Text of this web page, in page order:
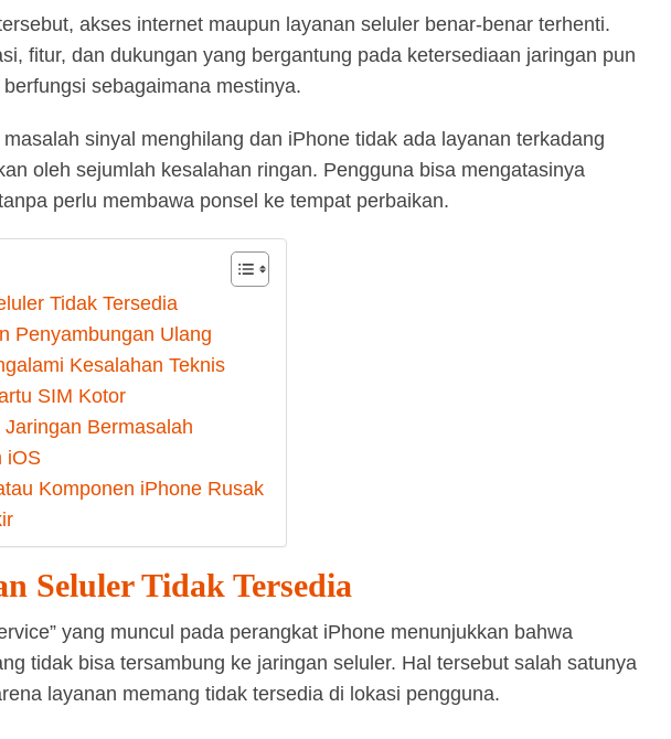
akses internet maupun layanan seluler benar-benar terhenti.
fitur, dan dukungan yang bergantung pada ketersediaan jaringan pun
sebagaimana mestinya.
sinyal menghilang dan iPhone tidak ada layanan terkadang
oleh sejumlah kesalahan ringan. Pengguna bisa mengatasinya
perlu membawa ponsel ke tempat perbaikan.
Tidak Tersedia
Penyambungan Ulang
Kesalahan Teknis
SIM Kotor
Bermasalah
iOS
Komponen iPhone Rusak
Seluler Tidak Tersedia
yang muncul pada perangkat iPhone menunjukkan bahwa
tidak bisa tersambung ke jaringan seluler. Hal tersebut salah satunya
layanan memang tidak tersedia di lokasi pengguna.